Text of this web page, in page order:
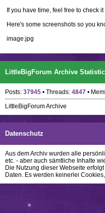
If you have time, feel free to check
Here's some screenshots so you
image.jpg
LittleBigForum Archive
Posts: 37945 • Threads: 4847 •
LittleBigForum Archive
Datenschutz
Aus dem Archiv wurden alle
etc. - aber auch sämtliche Inhalte
Die Nutzung dieser Webseite
Daten. Es werden keinerlei